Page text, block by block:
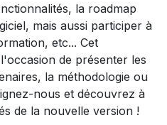
la roadmap
mais aussi participer à
etc... Cet
de présenter les
la méthodologie ou
nous et découvrez à
de la nouvelle version !